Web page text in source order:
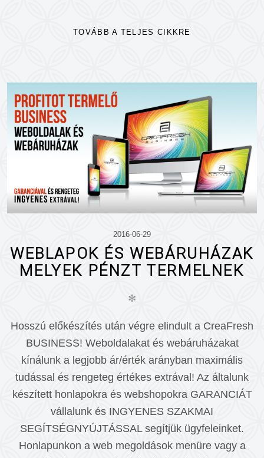
TOVÁBB A TELJES CIKKRE
2016-06-29
WEBLAPOK ÉS WEBÁRUHÁZAK
MELYEK PÉNZT TERMELNEK
✻
Hosszú előkészítés után végre elindult a CreaFresh
BUSINESS! Weboldalakat és webáruházakat
kínálunk a legjobb ár/érték arányban maximális
tudással és rengeteg értékes extrával! Az általunk
készített honlapokra és webshopokra GARANCIÁT
vállalunk és INGYENES SZAKMAI
SEGÍTSÉGNYÚJTÁSSAL segítjük ügyfeleinket.
Honlapunkon a web megoldások menüre vagy a